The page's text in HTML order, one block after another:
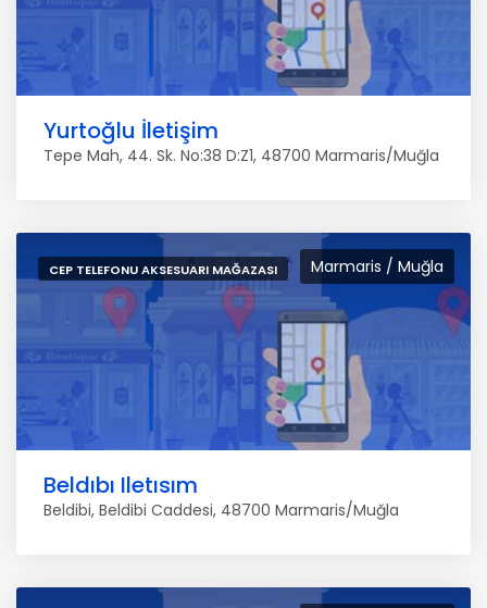
Yurtoğlu İletişim
Tepe Mah, 44. Sk. No:38 D:Z1, 48700 Marmaris/Muğla
Marmaris / Muğla
CEP TELEFONU AKSESUARI MAĞAZASI
Beldıbı Iletısım
Beldibi, Beldibi Caddesi, 48700 Marmaris/Muğla